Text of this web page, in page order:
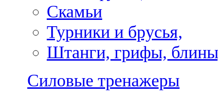
Скамьи
Турники и брусья,
Штанги, грифы,
Силовые тренажеры